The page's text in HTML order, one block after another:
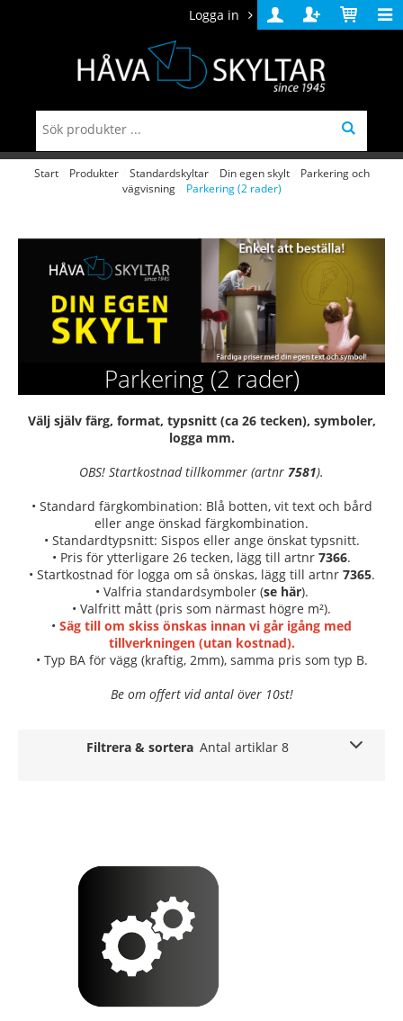
Logga in
Logga
in
Skapa
konto
Varukorg
Start Produkter Standardskyltar Din egen skylt
Parkering och
vägvisning
Parkering (2 rader)
Parkering (2 rader)
Välj själv färg, format, typsnitt (ca 26 tecken), symboler,
logga mm.
OBS! Startkostnad tillkommer (artnr 7581).
• Standard färgkombination: Blå botten, vit text och bård
eller ange önskad färgkombination.
• Standardtypsnitt: Sispos eller ange önskat typsnitt.
• Pris för ytterligare 26 tecken, lägg till artnr 7366.
• Startkostnad för logga om så önskas, lägg till artnr 7365.
• Valfria standardsymboler (se här).
• Valfritt mått (pris som närmast högre m²).
• Säg till om skiss önskas innan vi går igång med
tillverkningen (utan kostnad).
• Typ BA för vägg (kraftig, 2mm), samma pris som typ B.
Be om offert vid antal över 10st!
Filtrera & sortera Antal artiklar 8